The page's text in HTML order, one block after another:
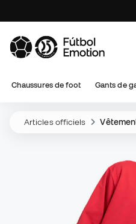
Chaussures de foot Gants de
Articles officiels